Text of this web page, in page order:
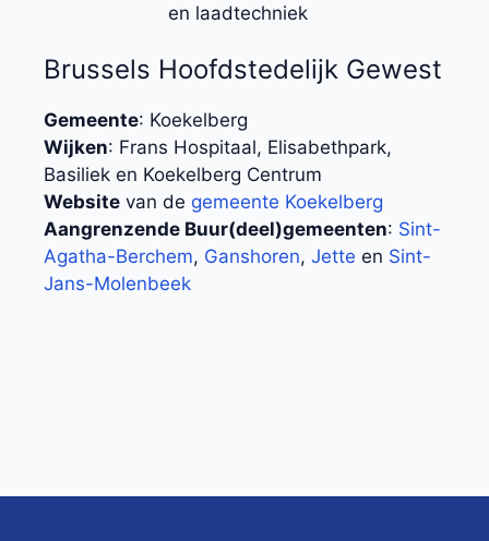
en laadtechniek
Brussels Hoofdstedelijk Gewest
Gemeente: Koekelberg
Wijken: Frans Hospitaal, Elisabethpark,
Basiliek en Koekelberg Centrum
Website van de gemeente Koekelberg
Aangrenzende Buur(deel)gemeenten: Sint-
Agatha-Berchem, Ganshoren, Jette en Sint-
Jans-Molenbeek